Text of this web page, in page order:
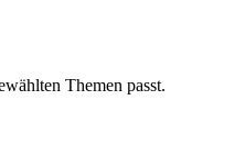
Themen passt.